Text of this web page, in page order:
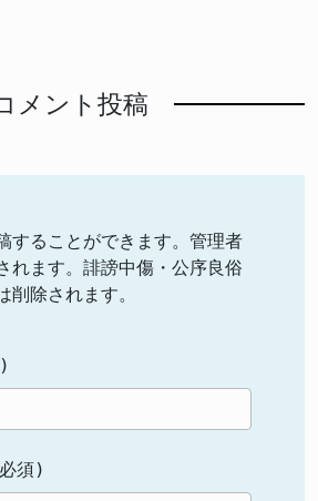
メント投稿
することができます。管理者
れます。誹謗中傷・公序良俗
削除されます。
須)